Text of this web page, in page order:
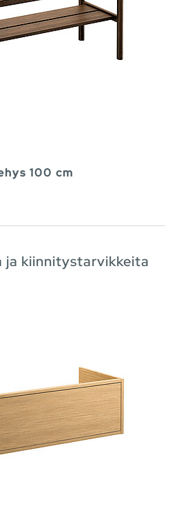
100 cm
ja kiinnitystarvikkeita